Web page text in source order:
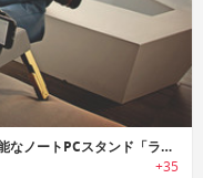
Lagio｜ベッドやソファで快適にPC作業が可能なノートPCスタンド「ラギーオ」
+35